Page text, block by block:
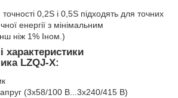
0,2S і 0,5S підходять для точних
енергії з мінімальним
ніж 1% Іном.)
характеристики
LZQJ-X:
(3x58/100 В...3x240/415 В)